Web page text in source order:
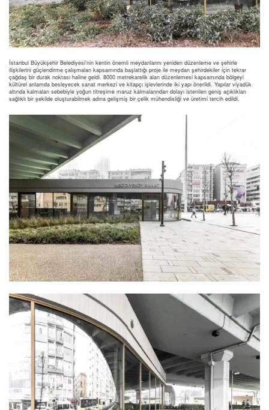
İstanbul Büyükşehir Belediyesi’nin kentin önemli meydanlarını yeniden düzenleme ve şehirle
ilişkilerini güçlendirme çalışmaları kapsamında başlattığı proje ile meydan şehirdekiler için tekrar
çağdaş bir durak noktası haline geldi. 8000 metrekarelik alan düzenlemesi kapsamında bölgeyi
kültürel anlamda besleyecek sanat merkezi ve kitapçı işlevlerinde iki yapı önerildi. Yapılar viyadük
altında kalmaları sebebiyle yoğun titreşime maruz kalmalarından dolayı istenilen geniş açıklıkları
sağlıklı bir şekilde oluşturabilmek adına gelişmiş bir çelik mühendisliği ve üretimi tercih edildi.